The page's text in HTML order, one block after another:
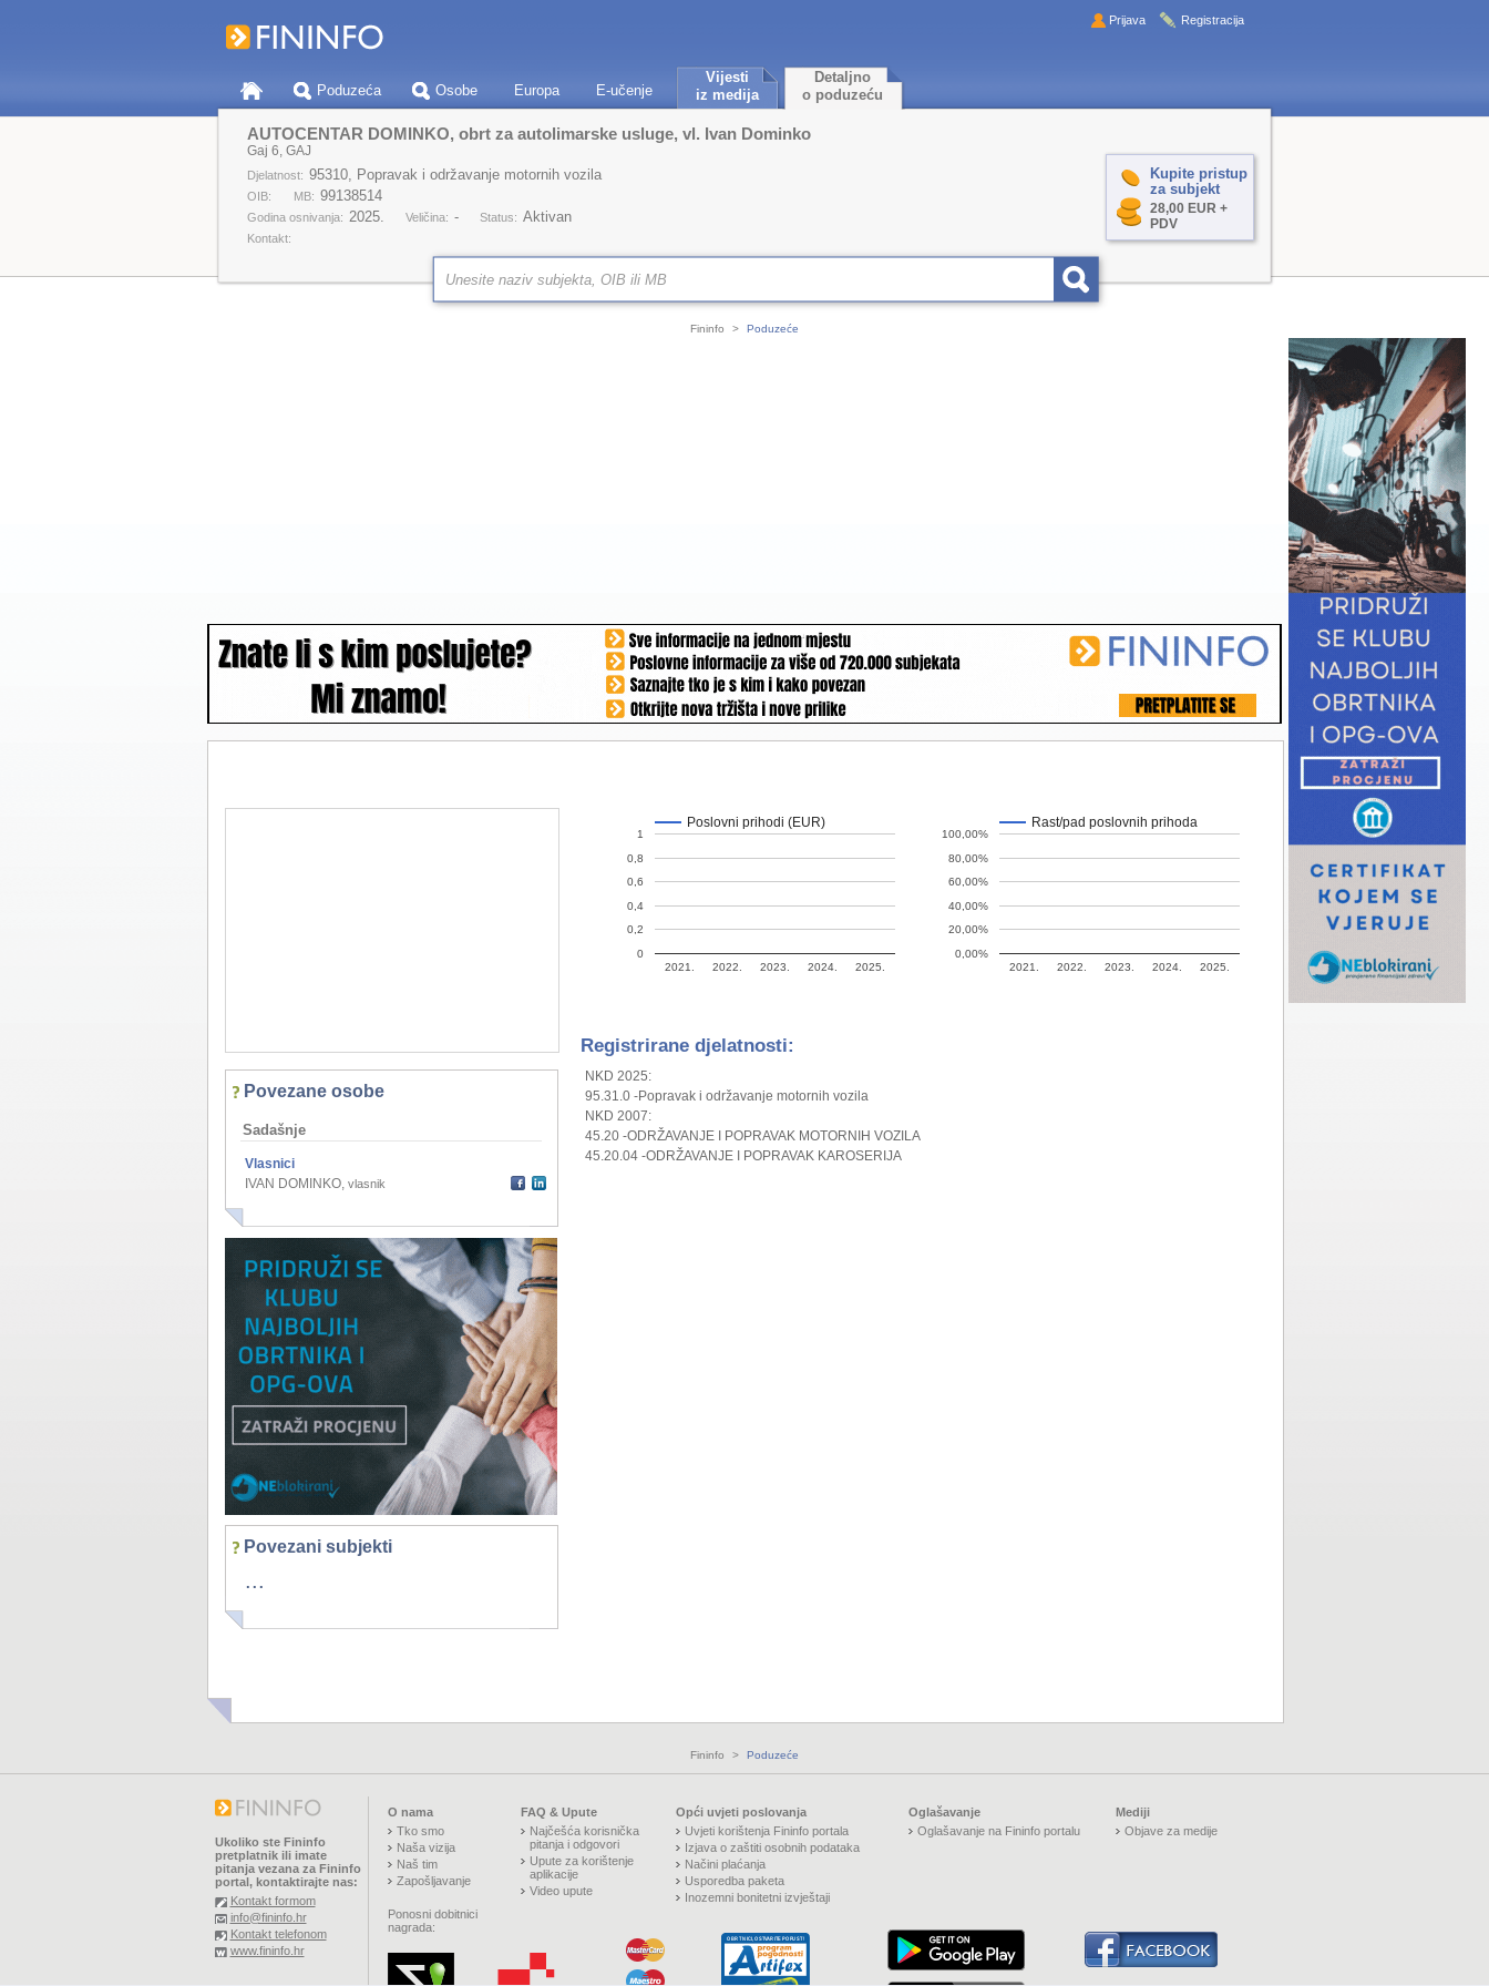
Poduzeća Osobe Europa E-učenje
Vijesti
iz medija
Detaljno
o poduzeću
Prijava Registracija
Kupite pristup
za subjekt
28,00 EUR +
PDV
AUTOCENTAR DOMINKO, obrt za autolimarske usluge, vl. Ivan Dominko
Gaj 6, GAJ
Djelatnost: 95310, Popravak i održavanje motornih vozila
OIB: MB: 99138514
Godina osnivanja: 2025. Veličina: - Status: Aktivan
Kontakt:
Fininfo > Poduzeće
Povezane osobe
Sadašnje
Vlasnici
IVAN DOMINKO, vlasnik
Povezani subjekti
...
Poslovni prihodi (EUR)
2021. 2022. 2023. 2024. 2025.
0
0,2
0,4
0,6
0,8
1
Rast/pad poslovnih prihoda
2021. 2022. 2023. 2024. 2025.
0,00%
20,00%
40,00%
60,00%
80,00%
100,00%
Registrirane djelatnosti:
NKD 2025:
95.31.0 -Popravak i održavanje motornih vozila
NKD 2007:
45.20 -ODRŽAVANJE I POPRAVAK MOTORNIH VOZILA
45.20.04 -ODRŽAVANJE I POPRAVAK KAROSERIJA
Fininfo > Poduzeće
Ukoliko ste Fininfo
pretplatnik ili imate
pitanja vezana za Fininfo
portal, kontaktirajte nas:
Kontakt formom
info@fininfo.hr
Kontakt telefonom
www.fininfo.hr
O nama
Tko smo
Naša vizija
Naš tim
Zapošljavanje
Ponosni dobitnici
nagrada:
FAQ & Upute
Najčešća korisnička
pitanja i odgovori
Upute za korištenje
aplikacije
Video upute
Opći uvjeti poslovanja
Uvjeti korištenja Fininfo portala
Izjava o zaštiti osobnih podataka
Načini plaćanja
Usporedba paketa
Inozemni bonitetni izvještaji
Oglašavanje
Oglašavanje na Fininfo portalu
Mediji
Objave za medije